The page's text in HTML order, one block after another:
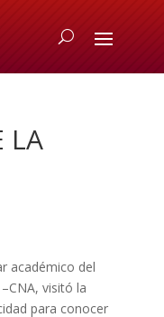
LA
académico del
visitó la
para conocer